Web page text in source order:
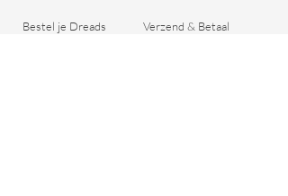
Bestel je Dreads Verzend & Betaal